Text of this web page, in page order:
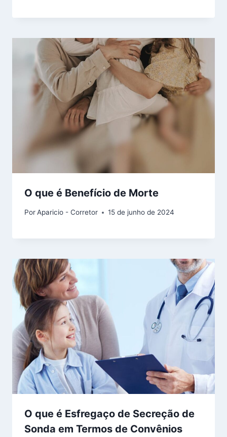
O que é Benefício de Morte
PorAparicio - Corretor 15 de junho de 2024
O que é Esfregaço de Secreção de
Sonda em Termos de Convênios